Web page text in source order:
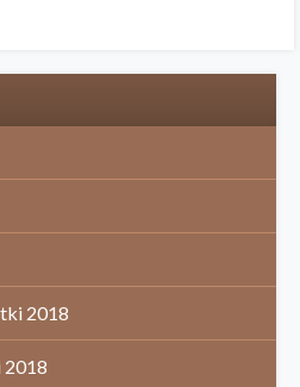
2018
2018